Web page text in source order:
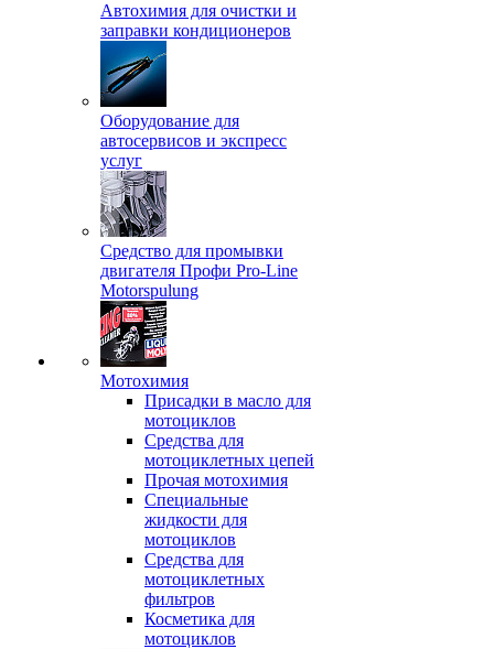
Автохимия для очистки и
заправки кондиционеров
Оборудование для
автосервисов и экспресс
услуг
Средство для промывки
двигателя Профи Pro-Line
Motorspulung
Мотохимия
Присадки в масло для
мотоциклов
Средства для
мотоциклетных цепей
Прочая мотохимия
Специальные
жидкости для
мотоциклов
Средства для
мотоциклетных
фильтров
Косметика для
мотоциклов